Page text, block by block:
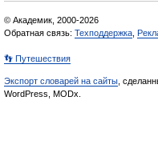
© Академик, 2000-2026
Обратная связь: Техподдержка
👣 Путешествия
Экспорт словарей на сайты ,
WordPress, MODx.